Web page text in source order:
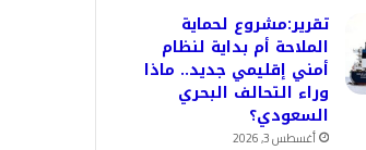
تقرير:مشروع لحماية
الملاحة أم بداية لنظام
أمني إقليمي جديد.. ماذا
وراء التحالف البحري
السعودي؟
أغسطس 3, 2026